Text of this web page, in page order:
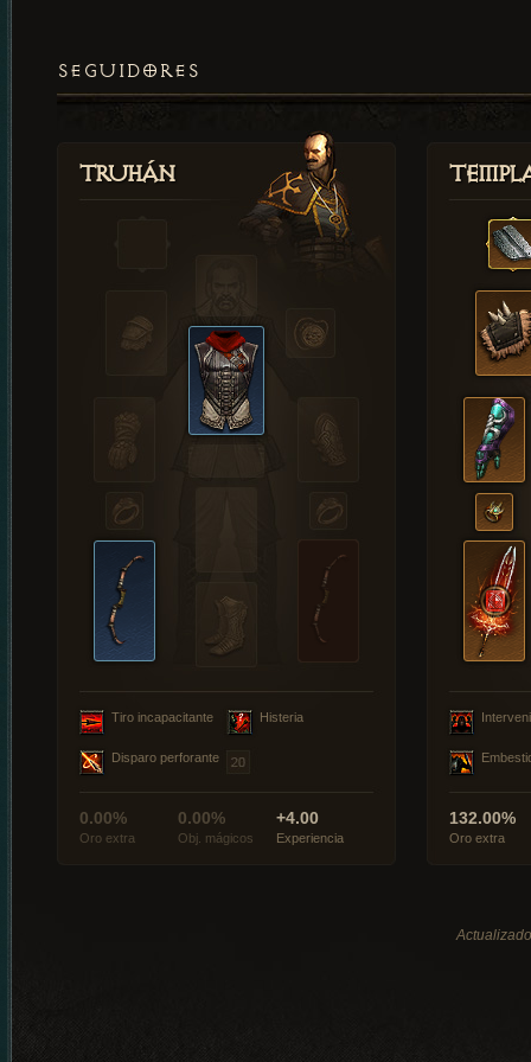
SEGUIDORES
Truhán
Tiro incapacitante Histeria
Disparo perforante
0.00%
Oro extra
0.00%
Obj. mágicos
+4.00
Experiencia
132.00%
Oro extra